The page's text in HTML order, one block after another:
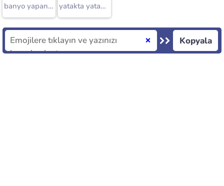
banyo yapan kişi yatakta yatan kişi
❌ Kopyala